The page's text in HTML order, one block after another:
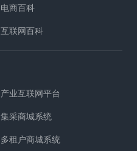
电商百科
互联网百科
产业互联网平台
集采商城系统
多租户商城系统